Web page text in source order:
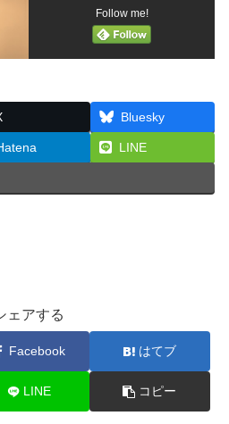
Follow me!
Bluesky
LINE
ェアする
Facebook はてブ
LINE コピー